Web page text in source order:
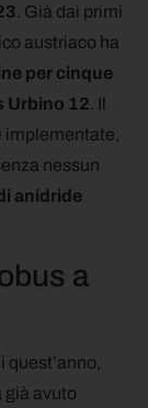
. Già dai primi
austriaco ha
per cinque
Urbino 12. Il
implementate,
nessun
anidride
a
quest’anno,
già avuto